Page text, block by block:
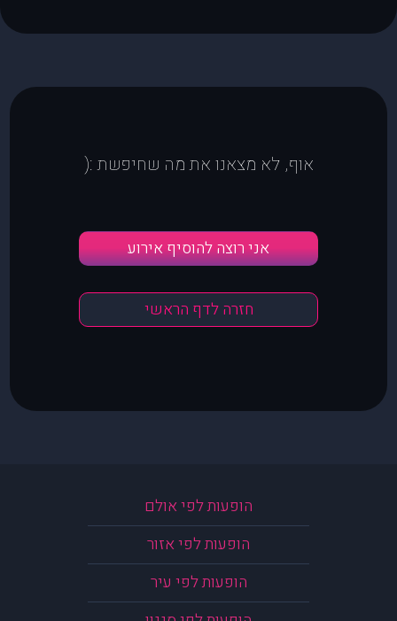
אוף, לא מצאנו את מה שחיפשת :(
אני רוצה להוסיף אירוע
חזרה לדף הראשי
הופעות לפי אולם
הופעות לפי אזור
הופעות לפי עיר